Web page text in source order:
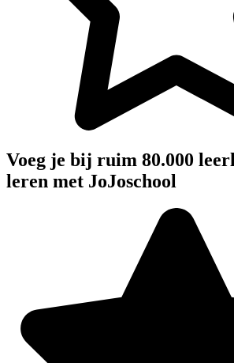
Voeg je bij ruim 80.000
leren met JoJoschool